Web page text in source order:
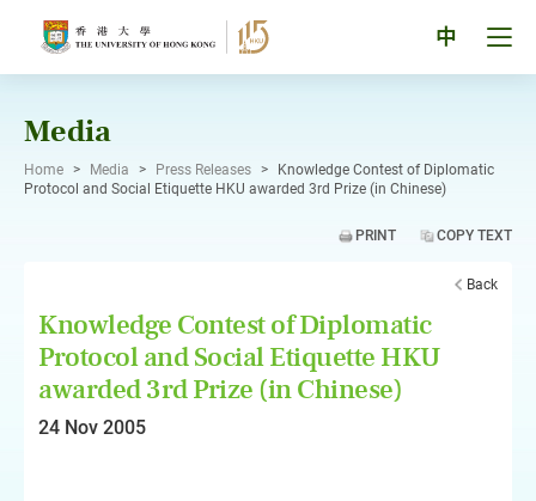
中
Media
Home > Media > Press Releases >
Knowledge Contest of Diplomatic
Protocol and Social Etiquette HKU awarded 3rd Prize (in Chinese)
PRINT COPY TEXT
Back
Knowledge Contest of Diplomatic
Protocol and Social Etiquette HKU
awarded 3rd Prize (in Chinese)
24 Nov 2005